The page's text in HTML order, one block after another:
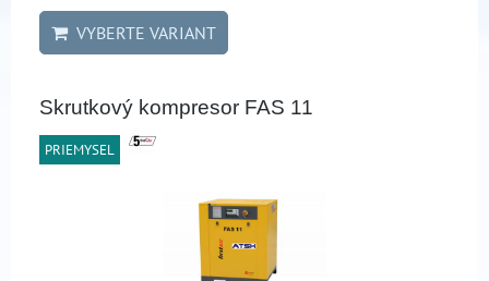
VYBERTE VARIANT
Skrutkový kompresor FAS 11
PRIEMYSEL